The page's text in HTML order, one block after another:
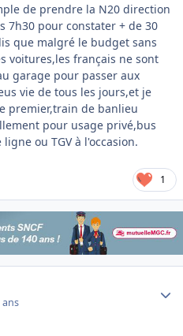
de prendre la N20 direction
7h30 pour constater + de 30
que malgré le budget sans
voitures,les français ne sont
garage pour passer aux
vie de tous les jours,et je
premier,train de banlieu
pour usage privé,bus
ou TGV à l'occasion.
1
ans